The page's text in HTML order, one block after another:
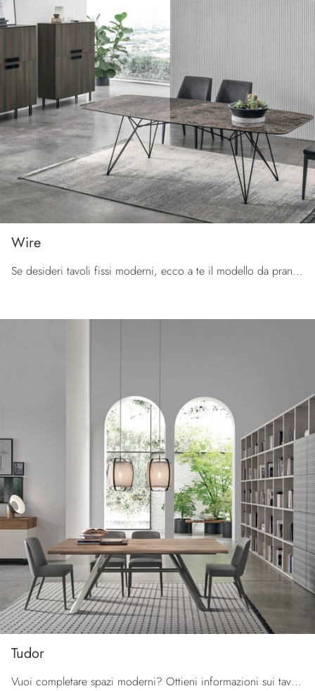
Wire
Se desideri tavoli fissi moderni, ecco a te il modello da pranzo in gres Wire del brand Tomasella.
Tudor
Vuoi completare spazi moderni? Ottieni informazioni sui tavoli moderni fissi: il modello da pranzo Tudor ti sta aspettando.